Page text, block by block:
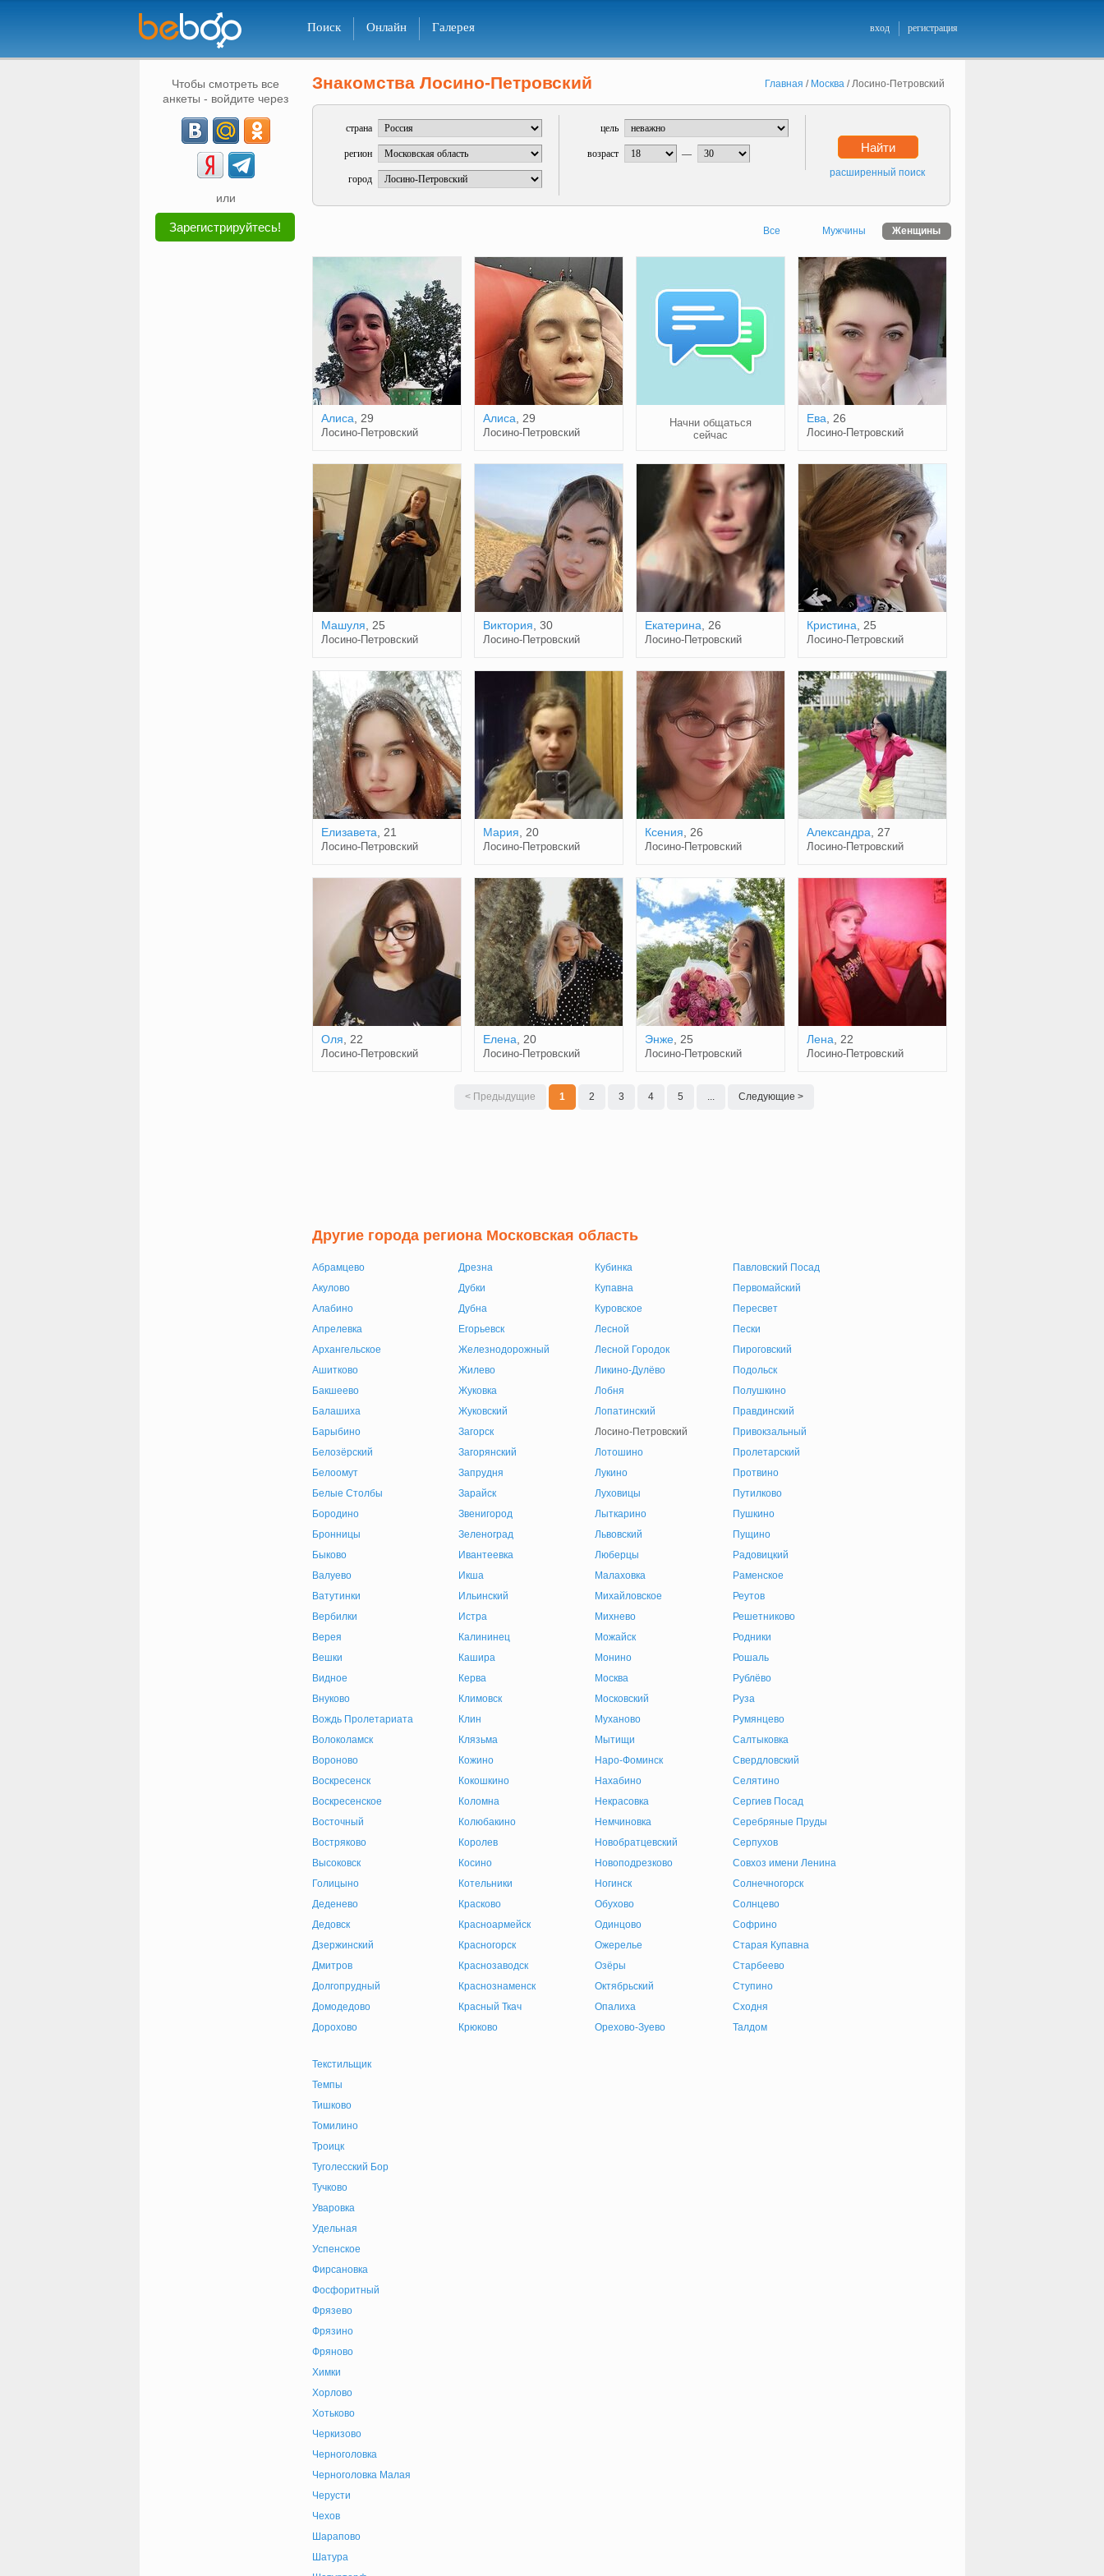
Поиск Онлайн Галерея вход регистрация
Чтобы смотреть все
анкеты - войдите через
или
Зарегистрируйтесь!
Знакомства Лосино-Петровский Главная / Москва/Лосино-Петровский
страна
регион
город
цель
возраст — Найти
расширенный поиск
Все Мужчины Женщины
Алиса , 29
Лосино-Петровский
Алиса , 29
Лосино-Петровский
Начни общаться
сейчас
Ева , 26
Лосино-Петровский
Машуля , 25
Лосино-Петровский
Виктория , 30
Лосино-Петровский
Екатерина , 26
Лосино-Петровский
Кристина , 25
Лосино-Петровский
Елизавета , 21
Лосино-Петровский
Мария , 20
Лосино-Петровский
Ксения , 26
Лосино-Петровский
Александра , 27
Лосино-Петровский
Оля , 22
Лосино-Петровский
Елена , 20
Лосино-Петровский
Энже, 25
Лосино-Петровский
Лена , 22
Лосино-Петровский
< Предыдущие 1 2 3 4 5 ... Следующие >
Другие города региона Московская область
Абрамцево
Акулово
Алабино
Апрелевка
Архангельское
Ашитково
Бакшеево
Балашиха
Барыбино
Белозёрский
Белоомут
Белые Столбы
Бородино
Бронницы
Быково
Валуево
Ватутинки
Вербилки
Верея
Вешки
Видное
Внуково
Вождь Пролетариата
Волоколамск
Вороново
Воскресенск
Воскресенское
Восточный
Востряково
Высоковск
Голицыно
Деденево
Дедовск
Дзержинский
Дмитров
Долгопрудный
Домодедово
Дорохово
Дрезна
Дубки
Дубна
Егорьевск
Железнодорожный
Жилево
Жуковка
Жуковский
Загорск
Загорянский
Запрудня
Зарайск
Звенигород
Зеленоград
Ивантеевка
Икша
Ильинский
Истра
Калининец
Кашира
Керва
Климовск
Клин
Клязьма
Кожино
Кокошкино
Коломна
Колюбакино
Королев
Косино
Котельники
Красково
Красноармейск
Красногорск
Краснозаводск
Краснознаменск
Красный Ткач
Крюково
Кубинка
Купавна
Куровское
Лесной
Лесной Городок
Ликино-Дулёво
Лобня
Лопатинский
Лосино-Петровский
Лотошино
Лукино
Луховицы
Лыткарино
Львовский
Люберцы
Малаховка
Михайловское
Михнево
Можайск
Монино
Москва
Московский
Муханово
Мытищи
Наро-Фоминск
Нахабино
Некрасовка
Немчиновка
Новобратцевский
Новоподрезково
Ногинск
Обухово
Одинцово
Ожерелье
Озёры
Октябрьский
Опалиха
Орехово-Зуево
Павловский Посад
Первомайский
Пересвет
Пески
Пироговский
Подольск
Полушкино
Правдинский
Привокзальный
Пролетарский
Протвино
Путилково
Пушкино
Пущино
Радовицкий
Раменское
Реутов
Решетниково
Родники
Рошаль
Рублёво
Руза
Румянцево
Салтыковка
Свердловский
Селятино
Сергиев Посад
Серебряные Пруды
Серпухов
Совхоз имени Ленина
Солнечногорск
Солнцево
Софрино
Старая Купавна
Старбеево
Ступино
Сходня
Талдом
Текстильщик
Темпы
Тишково
Томилино
Троицк
Туголесский Бор
Тучково
Уваровка
Удельная
Успенское
Фирсановка
Фосфоритный
Фрязево
Фрязино
Фряново
Химки
Хорлово
Хотьково
Черкизово
Черноголовка
Черноголовка Малая
Черусти
Чехов
Шарапово
Шатура